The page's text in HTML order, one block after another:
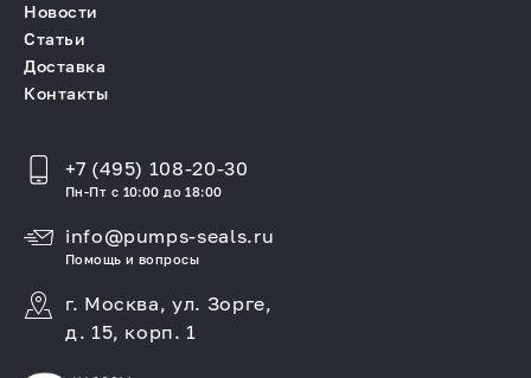
Новости
Статьи
Доставка
Контакты
+7 (495) 108-20-30
Пн-Пт с 10:00 до 18:00
info@pumps-seals.ru
Помощь и вопросы
г. Москва, ул. Зорге,
д. 15, корп. 1